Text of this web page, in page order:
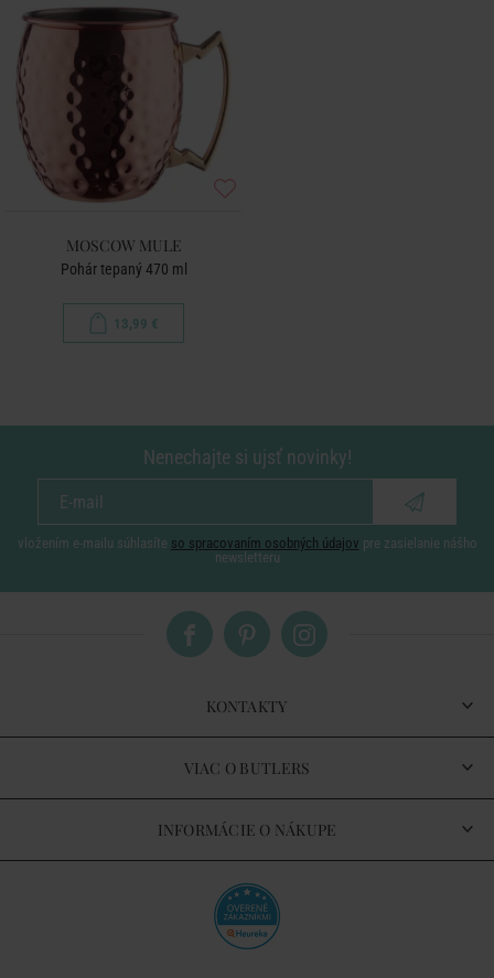
MOSCOW MULE
Pohár tepaný 470 ml
13,99 €
Nenechajte si ujsť novinky!
vložením e-mailu súhlasíte so spracovaním osobných údajov pre zasielanie nášho
newsletteru
KONTAKTY
VIAC O BUTLERS
INFORMÁCIE O NÁKUPE